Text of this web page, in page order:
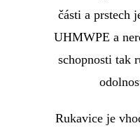
části a prstech
UHMWPE a
schopnosti tak
Rukavice je